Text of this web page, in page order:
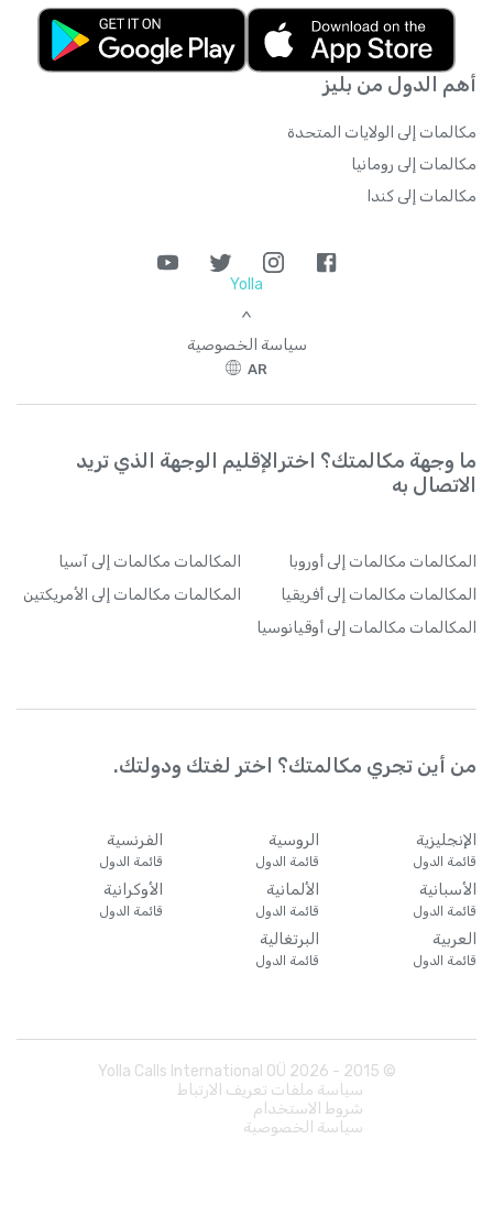
أهم الدول من بليز
مكالمات إلى الولايات المتحدة
مكالمات إلى رومانيا
مكالمات إلى كندا
Yolla
>
سياسة الخصوصية
AR
ما وجهة مكالمتك؟ اخترالإقليم الوجهة الذي تريد
الاتصال به
المكالمات مكالمات إلى أوروبا المكالمات مكالمات إلى آسيا
المكالمات مكالمات إلى أفريقيا المكالمات مكالمات إلى الأمريكتين
المكالمات مكالمات إلى أوقيانوسيا
من أين تجري مكالمتك؟ اختر لغتك ودولتك.
الإنجليزية
قائمة الدول
الروسية
قائمة الدول
الفرنسية
قائمة الدول
الأسبانية
قائمة الدول
الألمانية
قائمة الدول
الأوكرانية
قائمة الدول
العربية
قائمة الدول
البرتغالية
قائمة الدول
© 2015 -
2026
سياسة ملفات تعريف الارتباط
شروط الاستخدام
سياسة الخصوصية